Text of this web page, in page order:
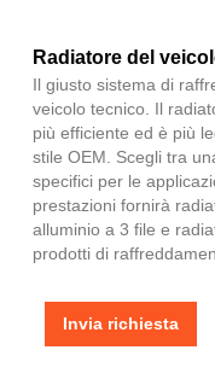
Radiatore del
Il giusto sistema di
veicolo tecnico. Il
più efficiente ed è più
stile OEM. Scegli tra
specifici per le
prestazioni fornirà
alluminio a 3 file e
prodotti di
Invia richiesta